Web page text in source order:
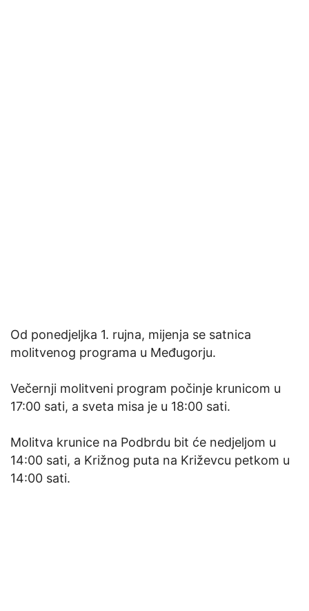
Od ponedjeljka 1. rujna, mijenja se satnica
molitvenog programa u Međugorju.
Večernji molitveni program počinje krunicom u
17:00 sati, a sveta misa je u 18:00 sati.
Molitva krunice na Podbrdu bit će nedjeljom u
14:00 sati, a Križnog puta na Križevcu petkom u
14:00 sati.